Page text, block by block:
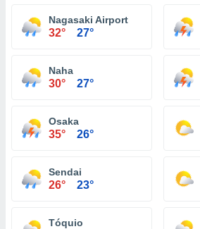
Nagasaki Airport
32° 27°
Naha
30° 27°
Osaka
35° 26°
Sendai
26° 23°
Tóquio